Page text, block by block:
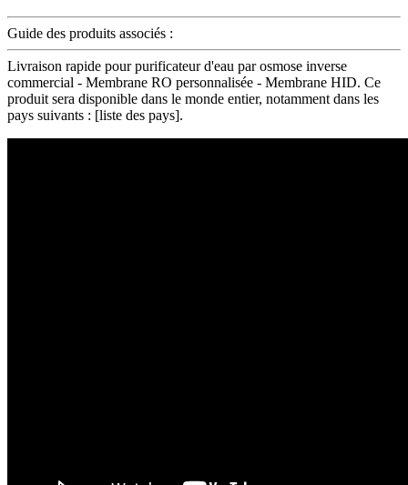
Guide des produits associés :
Livraison rapide pour purificateur d'eau par osmose inverse
commercial - Membrane RO personnalisée - Membrane HID. Ce
produit sera disponible dans le monde entier, notamment dans les
pays suivants : [liste des pays].